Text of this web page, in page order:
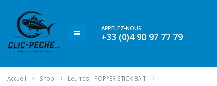
APPELEZ-NOUS
+33 (0)4 90 97 77 79
Accueil Shop Leurres
POPPER STICK BAIT